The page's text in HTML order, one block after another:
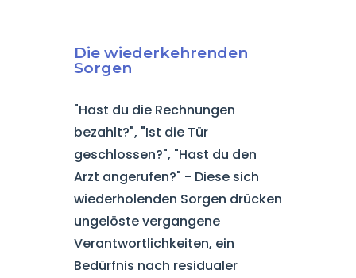
Die wiederkehrenden
Sorgen
"Hast du die Rechnungen
bezahlt?", "Ist die Tür
geschlossen?", "Hast du den
Arzt angerufen?" - Diese sich
wiederholenden Sorgen drücken
ungelöste vergangene
Verantwortlichkeiten, ein
Bedürfnis nach residualer